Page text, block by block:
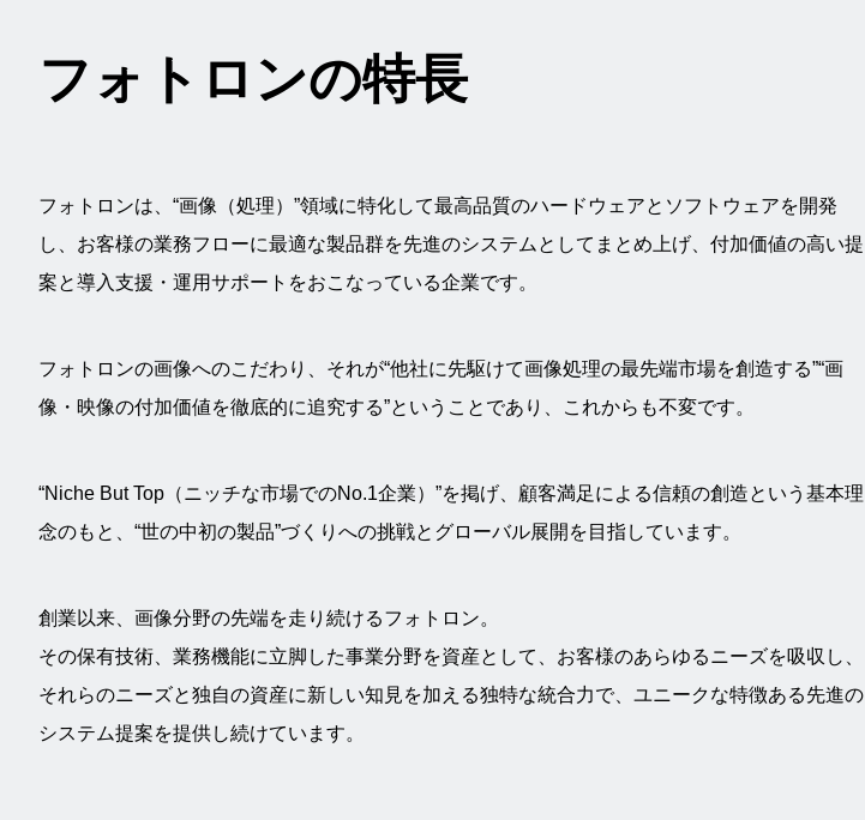
フォトロンの特長
フォトロンは、“画像（処理）”領域に特化して最高品質のハードウェアとソフトウェアを開発
し、お客様の業務フローに最適な製品群を先進のシステムとしてまとめ上げ、付加価値の高い提
案と導入支援・運用サポートをおこなっている企業です。
フォトロンの画像へのこだわり、それが“他社に先駆けて画像処理の最先端市場を創造する”“画
像・映像の付加価値を徹底的に追究する”ということであり、これからも不変です。
“Niche But Top（ニッチな市場でのNo.1企業）”を掲げ、顧客満足による信頼の創造という基本理
念のもと、“世の中初の製品”づくりへの挑戦とグローバル展開を目指しています。
創業以来、画像分野の先端を走り続けるフォトロン。
その保有技術、業務機能に立脚した事業分野を資産として、お客様のあらゆるニーズを吸収し、
それらのニーズと独自の資産に新しい知見を加える独特な統合力で、ユニークな特徴ある先進の
システム提案を提供し続けています。